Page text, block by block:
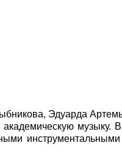
Эдуарда
музыку.